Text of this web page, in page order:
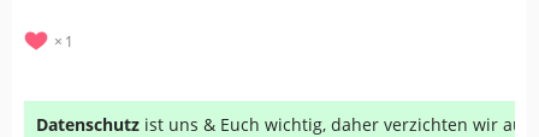
1
Datenschutz ist uns & Euch wichtig, daher verzichten wir auf